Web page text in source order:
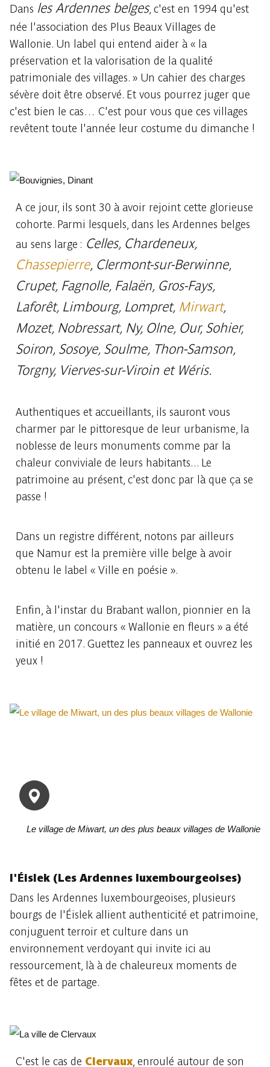
Dans les Ardennes belges, c'est en 1994 qu'est
née l'association des Plus Beaux Villages de
Wallonie. Un label qui entend aider à « la
préservation et la valorisation de la qualité
patrimoniale des villages. » Un cahier des charges
sévère doit être observé. Et vous pourrez juger que
c'est bien le cas… C'est pour vous que ces villages
revêtent toute l'année leur costume du dimanche !
A ce jour, ils sont 30 à avoir rejoint cette glorieuse
cohorte. Parmi lesquels, dans les Ardennes belges
au sens large : Celles, Chardeneux,
Chassepierre, Clermont-sur-Berwinne,
Crupet, Fagnolle, Falaën, Gros-Fays,
Laforêt, Limbourg, Lompret, Mirwart,
Mozet, Nobressart, Ny, Olne, Our, Sohier,
Soiron, Sosoye, Soulme, Thon-Samson,
Torgny, Vierves-sur-Viroin et Wéris.
Authentiques et accueillants, ils sauront vous
charmer par le pittoresque de leur urbanisme, la
noblesse de leurs monuments comme par la
chaleur conviviale de leurs habitants... Le
patrimoine au présent, c'est donc par là que ça se
passe !
Dans un registre différent, notons par ailleurs
que Namur est la première ville belge à avoir
obtenu le label « Ville en poésie ».
Enfin, à l'instar du Brabant wallon, pionnier en la
matière, un concours « Wallonie en fleurs » a été
initié en 2017. Guettez les panneaux et ouvrez les
yeux !
Le village de Miwart, un des plus beaux villages de Wallonie
l'Éislek (Les Ardennes luxembourgeoises)
Dans les Ardennes luxembourgeoises, plusieurs
bourgs de l'Éislek allient authenticité et patrimoine,
conjuguent terroir et culture dans un
environnement verdoyant qui invite ici au
ressourcement, là à de chaleureux moments de
fêtes et de partage.
C'est le cas de Clervaux, enroulé autour de son